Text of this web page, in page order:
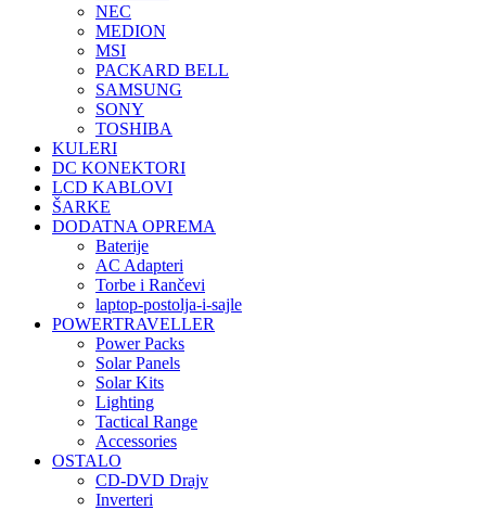
NEC
MEDION
MSI
PACKARD BELL
SAMSUNG
SONY
TOSHIBA
KULERI
DC KONEKTORI
LCD KABLOVI
ŠARKE
DODATNA OPREMA
Baterije
AC Adapteri
Torbe i Rančevi
laptop-postolja-i-sajle
POWERTRAVELLER
Power Packs
Solar Panels
Solar Kits
Lighting
Tactical Range
Accessories
OSTALO
CD-DVD Drajv
Inverteri